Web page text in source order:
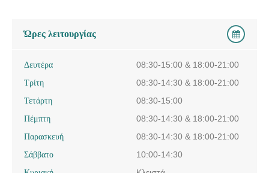
Ώρες λειτουργίας
Δευτέρα
08:30-15:00 & 18:00-21:00
Τρίτη
08:30-14:30 & 18:00-21:00
Τετάρτη
08:30-15:00
Πέμπτη
08:30-14:30 & 18:00-21:00
Παρασκευή
08:30-14:30 & 18:00-21:00
Σάββατο
10:00-14:30